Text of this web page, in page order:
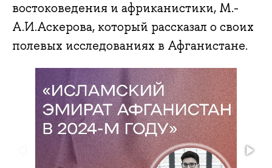
востоковедения и африканистики, М.-
А.И.Аскерова, который рассказал о своих
полевых исследованиях в Афганистане.